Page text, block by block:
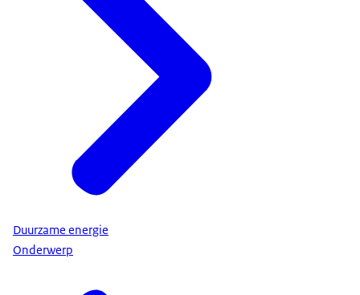
Duurzame energie
Onderwerp